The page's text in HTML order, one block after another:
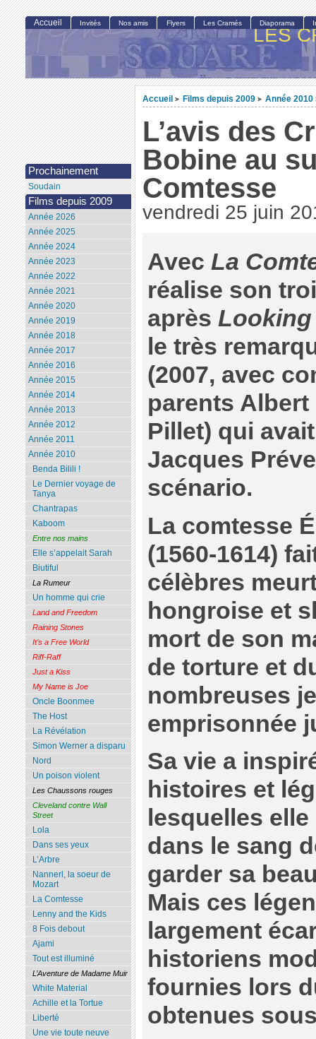
LES
Accueil > Films depuis 2009 > Année 2010
L’avis des
Bobine au
Comtesse
vendredi 25 juin
Avec La
réalise son
après
le très
(2007, avec
parents Albert
Pillet) qui
Jacques
scénario.
La comtesse
(1560-1614)
célèbres
hongroise et
mort de son
de torture et
nombreuses
emprisonnée
Sa vie a
histoires et
lesquelles
dans le sang
garder sa
Mais ces
largement
historiens
fournies lors
obtenues
Accueil Invités Nos amis Flyers Les Cramés Diaporama
Prochainement
Soudain
Films depuis 2009
Année 2026
Année 2025
Année 2024
Année 2023
Année 2022
Année 2021
Année 2020
Année 2019
Année 2018
Année 2017
Année 2016
Année 2015
Année 2014
Année 2013
Année 2012
Année 2011
Année 2010
Benda Bilili !
Le Dernier voyage de
Tanya
Chantrapas
Kaboom
Entre nos mains
Elle s’appelait Sarah
Biutiful
La Rumeur
Un homme qui crie
Land and Freedom
Raining Stones
It’s a Free World
Riff-Raff
Just a Kiss
My Name is Joe
Oncle Boonmee
The Host
La Révélation
Simon Werner a disparu
Nord
Un poison violent
Les Chaussons rouges
Cleveland contre Wall
Street
Lola
Dans ses yeux
L’Arbre
Nannerl, la soeur de
Mozart
La Comtesse
Lenny and the Kids
8 Fois debout
Ajami
Tout est illuminé
L’Aventure de Madame Muir
White Material
Achille et la Tortue
Liberté
Une vie toute neuve